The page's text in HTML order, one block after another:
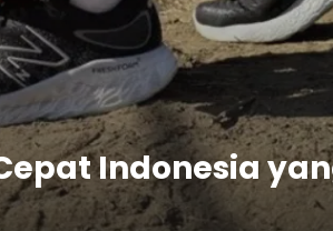
Indonesia